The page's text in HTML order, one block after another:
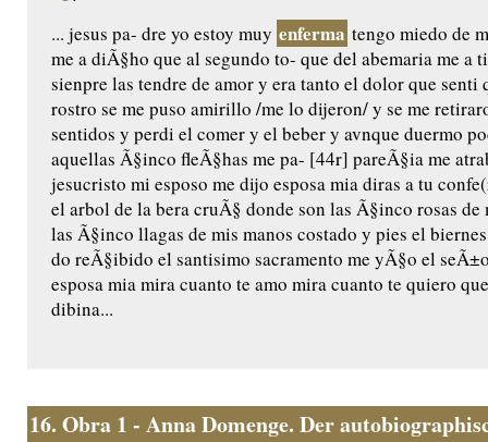
... jesus pa- dre yo estoy muy enferma tengo miedo de
me a diÃ§ho que al segundo to- que del abemaria me a
sienpre las tendre de amor y era tanto el dolor que
rostro se me puso amirillo /me lo dijeron/ y se me
sentidos y perdi el comer y el beber y avnque duermo
aquellas Ã§inco fleÃ§has me pa- [44r] pareÃ§ia me
jesucristo mi esposo me dijo esposa mia diras a tu
el arbol de la bera cruÃ§ donde son las Ã§inco rosas
las Ã§inco llagas de mis manos costado y pies el
do reÃ§ibido el santisimo sacramento me yÃ§o el
esposa mia mira cuanto te amo mira cuanto te quiero
dibina...
16. Obra 1 - Anna Domenge. Der